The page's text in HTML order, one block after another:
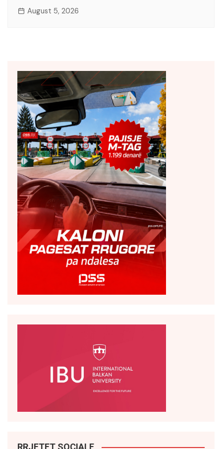
August 5, 2026
RRJETET SOCIALE